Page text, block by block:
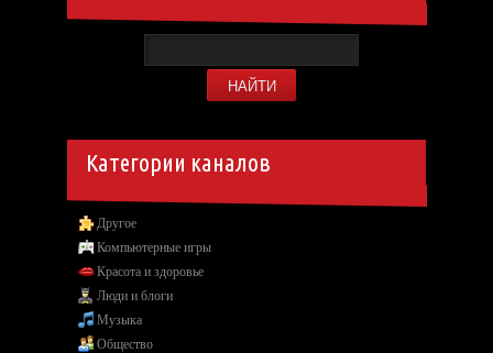
Категории каналов
Другое
Компьютерные игры
Красота и здоровье
Люди и блоги
Музыка
Общество